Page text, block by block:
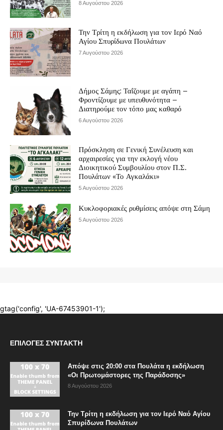
ΕΠΙΛΟΓΈΣ ΣΥΝΤΆΚΤΗ
Απόψε στις 20:00 στα Πουλάτα η εκδήλωση
«Οι Πρωτομάστορες της Παράδοσης»
8 Αυγούστου 2026
Την Τρίτη η εκδήλωση για τον Ιερό Ναό Αγίου
Σπυρίδωνα Πουλάτων